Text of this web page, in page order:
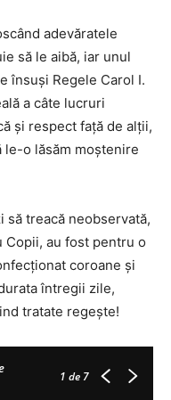
adevăratele
să le aibă, iar unul
însuși Regele Carol I.
a câte lucruri
și respect față de alții,
le-o lăsăm moștenire
să treacă neobservată,
au fost pentru o
coroane și
întregii zile,
tratate regește!
1 de 7